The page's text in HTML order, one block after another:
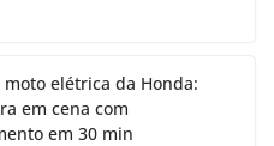
elétrica da Honda:
em cena com
em 30 min